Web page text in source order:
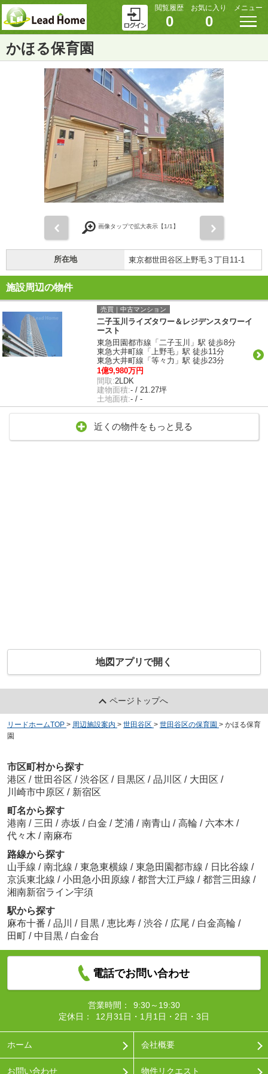
閲覧履歴
0
お気に入り
0
メニュー
かほる保育園
画像タップで拡大表示【1/1】
所在地 東京都世田谷区上野毛３丁目11-1
施設周辺の物件
売買｜中古マンション
二子玉川ライズタワー＆レジデンスタワーイ
ースト
東急田園都市線「二子玉川」駅 徒歩8分
東急大井町線「上野毛」駅 徒歩11分
東急大井町線「等々力」駅 徒歩23分
1億9,980万円
間取:2LDK
建物面積:- / 21.27坪
土地面積:- / -
近くの物件をもっと見る
地図アプリで開く
ページトップへ
リードホームTOP > 周辺施設案内 > 世田谷区 > 世田谷区の保育園 > かほる保育
園
市区町村から探す
港区 / 世田谷区 / 渋谷区 / 目黒区 / 品川区 / 大田区 /
川崎市中原区 / 新宿区
町名から探す
港南 / 三田 / 赤坂 / 白金 / 芝浦 / 南青山 / 高輪 / 六本木 /
代々木 / 南麻布
路線から探す
山手線 / 南北線 / 東急東横線 / 東急田園都市線 / 日比谷線 /
京浜東北線 / 小田急小田原線 / 都営大江戸線 / 都営三田線 /
湘南新宿ライン宇須
駅から探す
麻布十番 / 品川 / 目黒 / 恵比寿 / 渋谷 / 広尾 / 白金高輪 /
田町 / 中目黒 / 白金台
電話でお問い合わせ
営業時間：
9:30～19:30
定休日：
12月31日・1月1日・2日・3日
ホーム 会社概要
お問い合わせ 物件リクエスト